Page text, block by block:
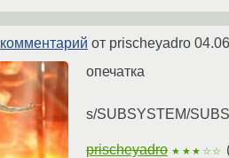
комментарий от prischeyadro
опечатка
s/SUBSYSTEM/
prischeyadro ★★★☆☆